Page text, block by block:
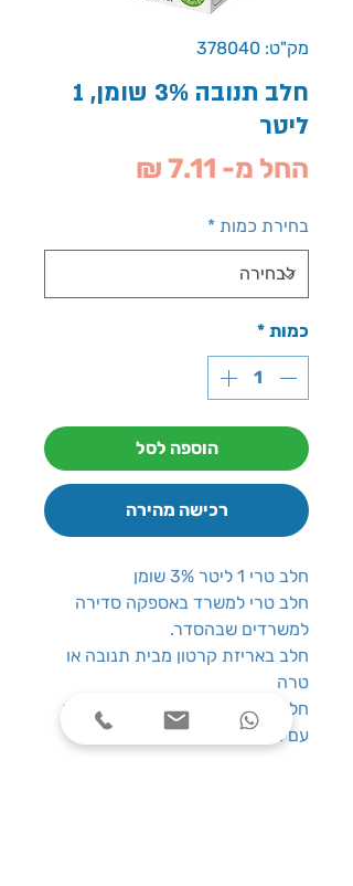
מק"ט: 378040
חלב תנובה 3% שומן, 1
ליטר
החל מ- 7.11 ₪
בחירת כמות *
כמות *
הוספה לסל
רכישה מהירה
חלב טרי 1 ליטר 3% שומן
חלב טרי למשרד באספקה סדירה
למשרדים שבהסדר.
חלב באריזת קרטון מבית תנובה או
טרה
חלב טרי ומגוון תחליפי חלב למשרד
עם מוצרי מזון באספקה שוטפת